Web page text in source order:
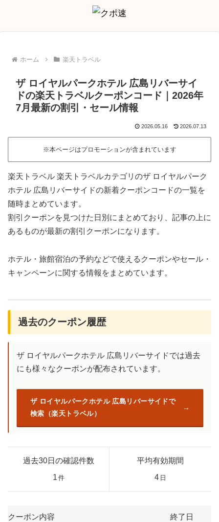
ホーム 楽天トラベル
ザ ロイヤルパークホテル 広島リバーサイ
ドの楽天トラベルクーポンコード｜2026年
7月最新の割引・セール情報
2026.05.16 2026.07.13
※本ページはプロモーションが含まれています
楽天トラベル 楽天トラベルカテゴリのザ ロイヤルパーク
ホテル 広島リバーサイドの新着クーポンコードの一覧を
随時まとめています。
割引クーポンを見つけた日別にまとめており、記事の上に
あるものが最新の割引クーポンになります。
ホテル・旅館宿泊の予約などで使えるクーポンやセール・
キャンペーンに関する情報をまとめています。
過去のクーポン履歴
ザ ロイヤルパークホテル 広島リバーサイドでは過去
にも様々なクーポンが配布されています。
ザ ロイヤルパークホテル 広島リバーサイドで
検索（楽天トラベル）
過去30日の確認件数
1件
平均有効期間
4 日
クーポン内容 終了日